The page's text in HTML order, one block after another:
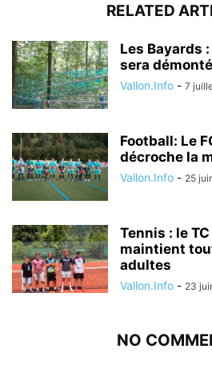
RELATED
Les Bayards
sera
Vallon.Info - 7
Football: Le
décroche la
Vallon.Info - 25
Tennis : le
maintient
adultes
Vallon.Info - 23
NO